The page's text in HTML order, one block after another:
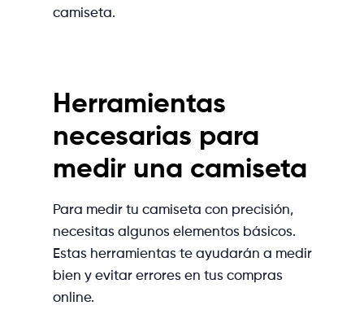
camiseta.
Herramientas
necesarias para
medir una camiseta
Para medir tu camiseta con precisión,
necesitas algunos elementos básicos.
Estas herramientas te ayudarán a medir
bien y evitar errores en tus compras
online.